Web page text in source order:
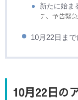
新たに始ま
チ、予告緊
10月22日ま
10月22日の